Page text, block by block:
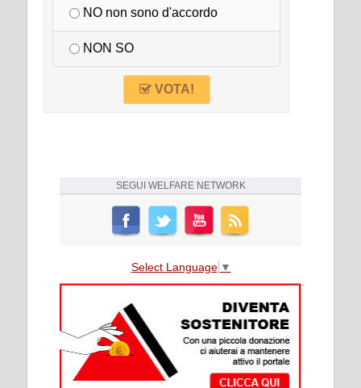
NO non sono d'accordo
NON SO
VOTA!
SEGUI WELFARE NETWORK
Select Language ▼